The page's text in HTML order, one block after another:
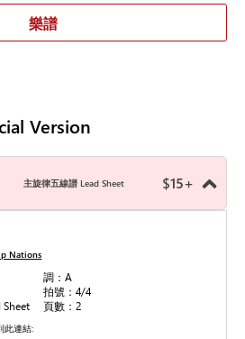
樂譜
Version
主旋律五線譜 Lead Sheet $15+
Nations
調：A
拍號：4/4
頁數：2
此連結: